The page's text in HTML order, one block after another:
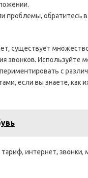
проблемы, обратитесь
существует
звонков. Используйте
с
если вы знаете, как
интернет, звонки,